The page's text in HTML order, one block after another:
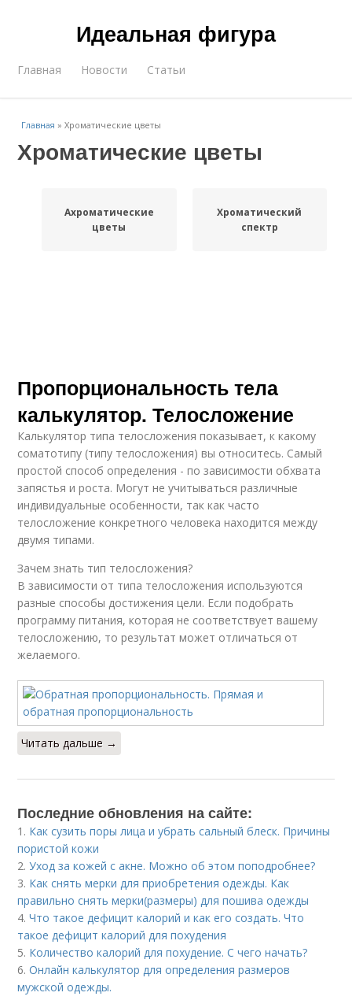
Идеальная фигура
Главная Новости Статьи
Главная »Хроматические цветы
Хроматические цветы
Ахроматические
цветы
Хроматический
спектр
Пропорциональность тела
калькулятор. Телосложение
Калькулятор типа телосложения показывает, к какому
соматотипу (типу телосложения) вы относитесь. Самый
простой способ определения - по зависимости обхвата
запястья и роста. Могут не учитываться различные
индивидуальные особенности, так как часто
телосложение конкретного человека находится между
двумя типами.
Зачем знать тип телосложения?
В зависимости от типа телосложения используются
разные способы достижения цели. Если подобрать
программу питания, которая не соответствует вашему
телосложению, то результат может отличаться от
желаемого.
Читать дальше →
Последние обновления на сайте:
1. Как сузить поры лица и убрать сальный блеск. Причины
пористой кожи
2.Уход за кожей с акне. Можно об этом поподробнее?
3. Как снять мерки для приобретения одежды. Как
правильно снять мерки(размеры) для пошива одежды
4.Что такое дефицит калорий и как его создать. Что
такое дефицит калорий для похудения
5. Количество калорий для похудение. С чего начать?
6.Онлайн калькулятор для определения размеров
мужской одежды.